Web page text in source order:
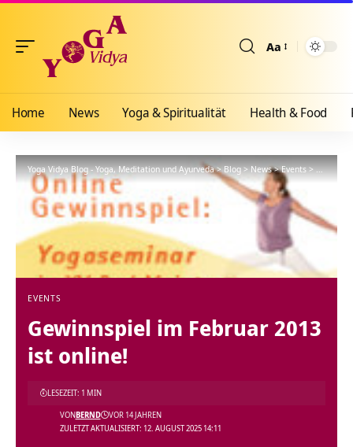
Aa
Home News Yoga & Spiritualität Health & Food
Yoga Vidya Blog - Yoga, Meditation und Ayurveda>Blog>News>Events>
EVENTS
Gewinnspiel im Februar 2013
ist online!
ZULETZT AKTUALISIERT: 12. AUGUST 2025 14:11
VONBERND VOR 14 JAHREN
LESEZEIT: 1 MIN